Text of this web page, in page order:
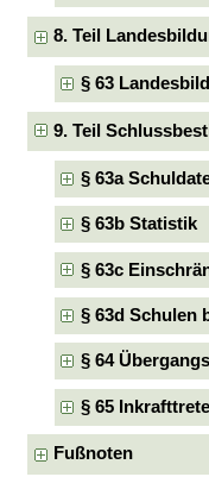
8. Teil
§ 63
9. Teil
§ 63a
§ 63b Statistik
§ 63c
§ 63d Schulen
§ 64
§ 65
Fußnoten